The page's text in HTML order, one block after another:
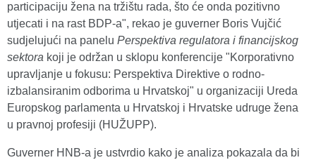
participaciju žena na tržištu rada, što će onda pozitivno
utjecati i na rast BDP-a", rekao je guverner Boris Vujčić
sudjelujući na panelu Perspektiva regulatora i financijskog
sektora koji je održan u sklopu konferencije "Korporativno
upravljanje u fokusu: Perspektiva Direktive o rodno-
izbalansiranim odborima u Hrvatskoj" u organizaciji Ureda
Europskog parlamenta u Hrvatskoj i Hrvatske udruge žena
u pravnoj profesiji (HUŽUPP).
Guverner HNB-a je ustvrdio kako je analiza pokazala da bi